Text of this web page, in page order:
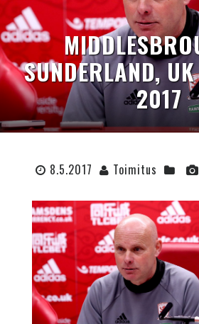
SUNDERLAND,
2017
8.5.2017 Toimitus